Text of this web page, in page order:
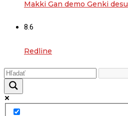
Makki Gan demo Genki desu
8.6
Redline